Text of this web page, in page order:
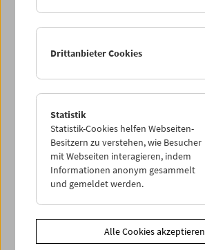
News
Newsletter
Gästebuch
Trailer
Drittanbieter Cookies
Statistik
Statistik-Cookies helfen Webseiten-
Besitzern zu verstehen, wie Besucher
mit Webseiten interagieren, indem
Informationen anonym gesammelt
und gemeldet werden.
Alle Cookies akzeptieren